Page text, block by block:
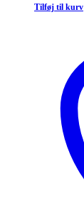
Tilføj til kurv